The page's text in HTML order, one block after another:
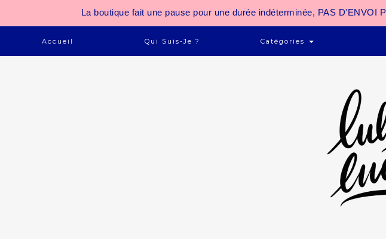
La boutique fait une pause pour une durée indéterminée, PAS
Accueil Qui Suis-Je ? Catégories